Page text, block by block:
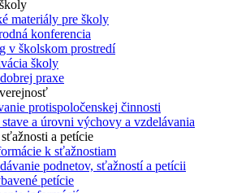
materiály pre školy
konferencia
v školskom prostredí
školy
praxe
protispoločenskej činnosti
stave a úrovni výchovy a vzdelávania
a petície
k sťažnostiam
podnetov, sťažností a petícii
petície